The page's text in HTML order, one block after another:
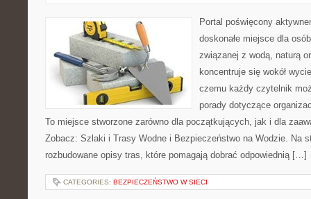
Portal poświęcony
doskonałe miejsce dla
związanej z wodą, naturą
koncentruje się wokół
czemu każdy czytelnik
porady dotyczące
To miejsce stworzone zarówno dla początkujących, jak i dla
Zobacz: Szlaki i Trasy Wodne i Bezpieczeństwo na Wodzie. Na
rozbudowane opisy tras, które pomagają dobrać odpowiednią […]
CATEGORIES: BEZPIECZEŃSTWO W SIECI